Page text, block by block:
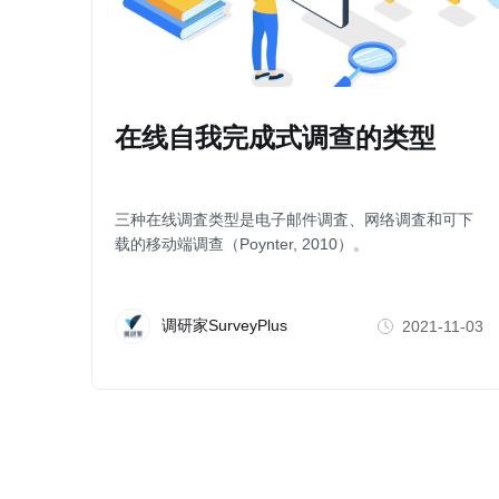
在线自我完成式调查的类型
三种在线调査类型是电子邮件调査、网络调査和可下
载的移动端调查（Poynter, 2010）。
调研家SurveyPlus 2021-11-03